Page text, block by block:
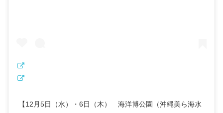
【12月5日（水）・6日（木） 海洋博公園（沖縄美ら海水